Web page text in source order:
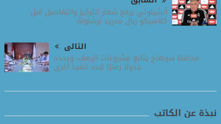
أنشيلوتي يرفع شعار التركيز والتفاصيل قبل
كلاسيكو ريال مدريد برشلونة
التالى
محافظ سوهاج يتابع مشروعات الرصف، ويحدد
جدولًا زمنيًا لبدء تنفيذ أخرى
نبذة عن الكاتب